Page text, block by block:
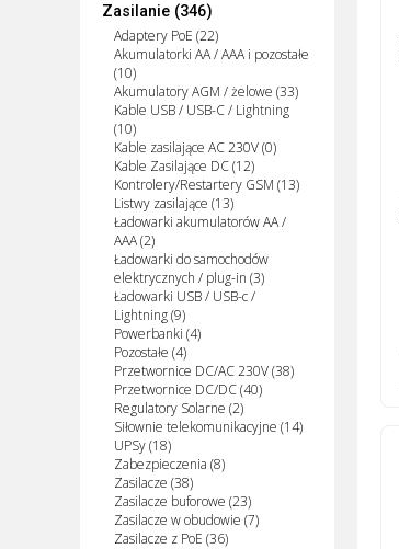
Zasilanie (346)
Adaptery PoE (22)
Akumulatorki AA / AAA i pozostałe
(10)
Akumulatory AGM / żelowe (33)
Kable USB / USB-C / Lightning
(10)
Kable zasilające AC 230V (0)
Kable Zasilające DC (12)
Kontrolery/Restartery GSM (13)
Listwy zasilające (13)
Ładowarki akumulatorów AA /
AAA (2)
Ładowarki do samochodów
elektrycznych / plug-in (3)
Ładowarki USB / USB-c /
Lightning (9)
Powerbanki (4)
Pozostałe (4)
Przetwornice DC/AC 230V (38)
Przetwornice DC/DC (40)
Regulatory Solarne (2)
Siłownie telekomunikacyjne (14)
UPSy (18)
Zabezpieczenia (8)
Zasilacze (38)
Zasilacze buforowe (23)
Zasilacze w obudowie (7)
Zasilacze z PoE (36)